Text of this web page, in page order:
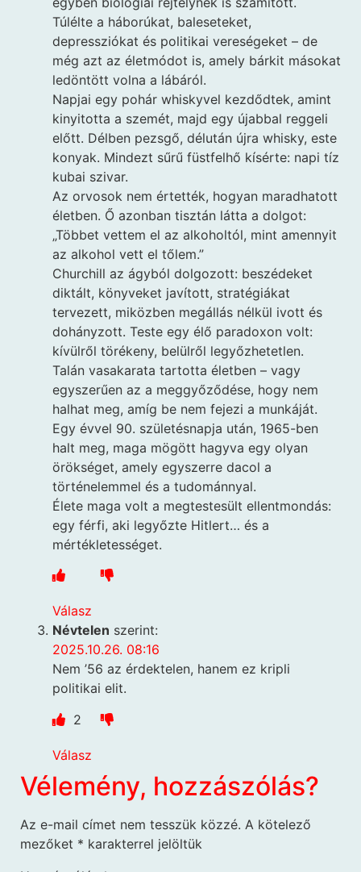
Túlélte a háborúkat, baleseteket,
depressziókat és politikai vereségeket – de
még azt az életmódot is, amely bárkit másokat
ledöntött volna a lábáról.
Napjai egy pohár whiskyvel kezdődtek, amint
kinyitotta a szemét, majd egy újabbal reggeli
előtt. Délben pezsgő, délután újra whisky, este
konyak. Mindezt sűrű füstfelhő kísérte: napi tíz
kubai szivar.
Az orvosok nem értették, hogyan maradhatott
életben. Ő azonban tisztán látta a dolgot:
„Többet vettem el az alkoholtól, mint amennyit
az alkohol vett el tőlem.”
Churchill az ágyból dolgozott: beszédeket
diktált, könyveket javított, stratégiákat
tervezett, miközben megállás nélkül ivott és
dohányzott. Teste egy élő paradoxon volt:
kívülről törékeny, belülről legyőzhetetlen.
Talán vasakarata tartotta életben – vagy
egyszerűen az a meggyőződése, hogy nem
halhat meg, amíg be nem fejezi a munkáját.
Egy évvel 90. születésnapja után, 1965-ben
halt meg, maga mögött hagyva egy olyan
örökséget, amely egyszerre dacol a
történelemmel és a tudománnyal.
Élete maga volt a megtestesült ellentmondás:
egy férfi, aki legyőzte Hitlert… és a
mértékletességet.
Válasz
Névtelen szerint:
2025.10.26. 08:16
Nem ’56 az érdektelen, hanem ez kripli
politikai elit.
2
Válasz
Vélemény, hozzászólás?
Az e-mail címet nem tesszük közzé. A kötelező
mezőket * karakterrel jelöltük